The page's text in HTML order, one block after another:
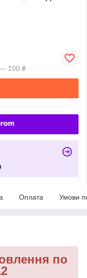
— 100 ₴
Оплата Умови
по